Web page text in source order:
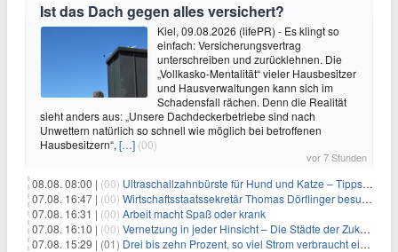
Ist das Dach gegen alles versichert?
Kiel, 09.08.2026 (lifePR) - Es klingt so
einfach: Versicherungsvertrag
unterschreiben und zurücklehnen. Die
„Vollkasko-Mentalität“ vieler Hausbesitzer
und Hausverwaltungen kann sich im
Schadensfall rächen. Denn die Realität
sieht anders aus: „Unsere Dachdeckerbetriebe sind nach
Unwettern natürlich so schnell wie möglich bei betroffenen
Hausbesitzern“, […] (00)
vor 7 Stunden
08.08. 08:00 | (00) Ultraschallzahnbürste für Hund und Katze – Tipps zur erfolgreichen Eingewöhnung
07.08. 16:47 | (00) Wirtschaftsstaatssekretär Thomas Dörflinger besucht Handwerksbetrieb im Kammerbezirk Freiburg
07.08. 16:31 | (00) Arbeit macht Spaß oder krank
07.08. 16:10 | (00) Vernetzung in jeder Hinsicht – Die Städte der Zukunft sind grün-blau
07.08. 15:29 | (01) Drei bis zehn Prozent, so viel Strom verbraucht ein Aufzug im Gebäude